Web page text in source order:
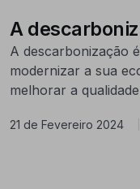
A
A descarbonização
modernizar a sua
melhorar a
21 de Fevereiro 2024